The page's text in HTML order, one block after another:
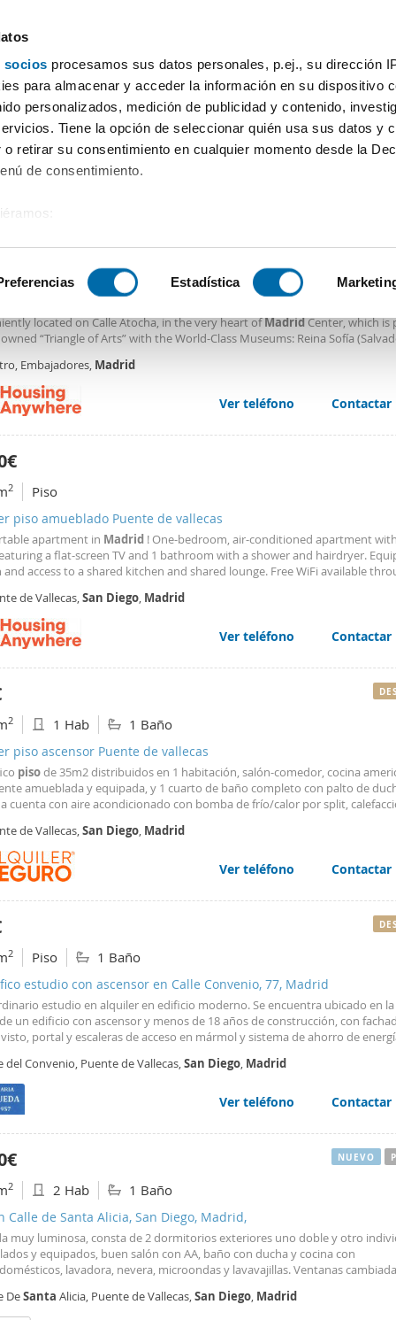
socios procesamos sus datos personales, p.ej., su dirección
para almacenar y acceder la información en su dispositivo
personalizados, medición de publicidad y contenido,
Tiene la opción de seleccionar quién usa sus datos y
retirar su consentimiento en cualquier momento desde la
de consentimiento.
analizándolo activamente para buscar características
cómo se procesan sus datos personales y establezca
de datos. Puede cambiar o retirar su consentimiento en
se usan para personalizar el contenido y los anuncios,
el tráfico. Además, compartimos información sobre el uso
de redes sociales, publicidad y análisis web, quienes
que les haya proporcionado o que hayan recopilado a
Estadística
Habitaciones Más filtros - 2
pisos San Diego Madrid
piso aire acondicionado Centro
located on Calle Atocha, in the very heart ofMadridCenter, which is
“Triangle of Arts” with the World-Class Museums: Reina Sofía
Metro and bus stations are right on
Embajadores, Madrid
Ver teléfono Contactar
2 Piso
piso amueblado Puente de vallecas
apartment in Madrid ! One-bedroom, air-conditioned apartment
a flat-screen TV and 1 bathroom with a shower and hairdryer.
and access to a shared kitchen and shared lounge. Free WiFi available
Sofia Museum, and 4.7 km from
de Vallecas,San Diego, Madrid
Ver teléfono Contactar
2 1 Hab 1 Baño
piso ascensor Puente de vallecas
pisode 35m2 distribuidos en 1 habitación, salón-comedor, cocina
amueblada y equipada, y 1 cuarto de baño completo con palto de
cuenta con aire acondicionado con bomba de frío/calor por split,
Gastos de comunidad incluidos en el precio de la renta. Cercano a todo
y servicios. Metro más cercano "Nueva Numancia" (L1). Autobuses EMT:
No se admiten mascotas.
de Vallecas,San Diego, Madrid
Ver teléfono Contactar
2 Piso 1 Baño
estudio con ascensor en Calle Convenio, 77, Madrid
estudio en alquiler en edificio moderno. Se encuentra ubicado en
un edificio con ascensor y menos de 18 años de construcción, con
portal y escaleras de acceso en mármol y sistema de ahorro de
cocina americana completamente amueblada y equipada, y baño
Los suelos son de parquet, la carpintería exterior es de aluminio
la calefacción es individual por gas natural, la puerta principal de
con doble puerta ignífuga, dispone de aire acondicionado con bomba de
y tiene un trastero incluido en el precio de 6m2 situado en la primera
con acceso directo mediante ascensor. Esta magnifica vivienda se alquila
amueblada y equipada. Es ideal para gente que busque
moderna y muy luminosa ya que su orientación es sur. Aproveche esta
y adquiera esta excelente vivienda por el precio de 930 euros/mes,
incluidos ref. -d237-a Empresa familiar con la experiencia de 3
patrimonio Nuestra garantía, el tiempo. Desde 1957 creando hogares.
más en http://www. Davidmaqueda. Es
del Convenio, Puente de Vallecas,San Diego, Madrid
Ver teléfono Contactar
2 2 Hab 1 Baño
Calle de Santa Alicia, San Diego, Madrid,
muy luminosa, consta de 2 dormitorios exteriores uno doble y otro
y equipados, buen salón con AA, baño con ducha y cocina con
lavadora, nevera, microondas y lavavajillas. Ventanas
comercial y muy bien comunicada con el centro deMadrid
DeSanta Alicia, Puente de Vallecas,San Diego, Madrid
NUEVO